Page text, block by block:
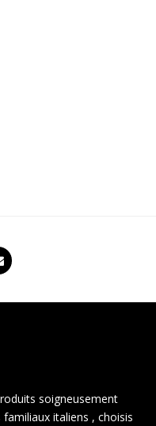
soigneusement
italiens , choisis